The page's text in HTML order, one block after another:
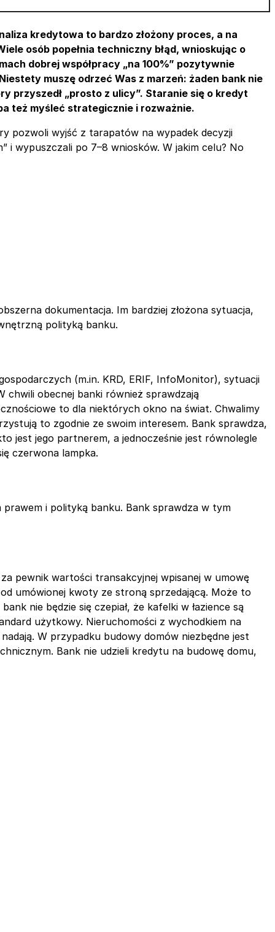
kredytowa to bardzo złożony proces, a na
osób popełnia techniczny błąd, wnioskując o
dobrej współpracy „na 100%” pozytywnie
muszę odrzeć Was z marzeń: żaden bank nie
przyszedł „prosto z ulicy”. Staranie się o kredyt
też myśleć strategicznie i rozważnie.
pozwoli wyjść z tarapatów na wypadek decyzji
i wypuszczali po 7–8 wniosków. W jakim celu? No
dokumentacja. Im bardziej złożona sytuacja,
polityką banku.
(m.in. KRD, ERIF, InfoMonitor), sytuacji
chwili obecnej banki również sprawdzają
to dla niektórych okno na świat. Chwalimy
to zgodnie ze swoim interesem. Bank sprawdza,
jest jego partnerem, a jednocześnie jest równolegle
czerwona lampka.
i polityką banku. Bank sprawdza w tym
pewnik wartości transakcyjnej wpisanej w umowę
umówionej kwoty ze stroną sprzedającą. Może to
nie będzie się czepiał, że kafelki w łazience są
użytkowy. Nieruchomości z wychodkiem na
W przypadku budowy domów niezbędne jest
Bank nie udzieli kredytu na budowę domu,